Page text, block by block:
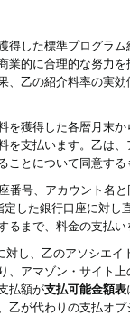
した標準プログラ
的に合理的な努力
、乙の紹介料率の実
獲得した各暦月末
支払います。乙は
とについて同意する
号、アカウント名と
した銀行口座に対
るまで、料金の支払い
し、乙のアソシエイ
アマゾン・サイト
払額が支払可能金額表
が代わりの支払オ